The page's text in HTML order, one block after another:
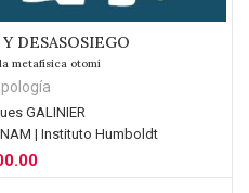
DESASOSIEGO
metafísica otomí
GALINIER
| Instituto Humboldt